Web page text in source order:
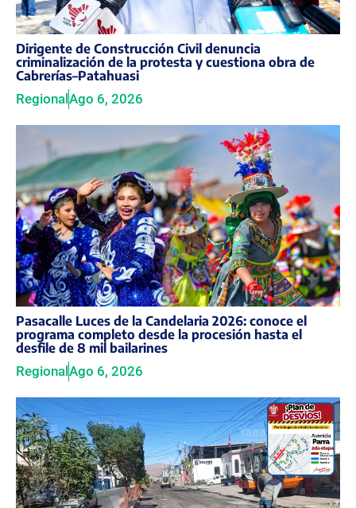
Dirigente de Construcción Civil denuncia
criminalización de la protesta y cuestiona obra de
Cabrerías–Patahuasi
Regional Ago 6, 2026
Pasacalle Luces de la Candelaria 2026: conoce el
programa completo desde la procesión hasta el
desfile de 8 mil bailarines
RegionalAgo 6, 2026